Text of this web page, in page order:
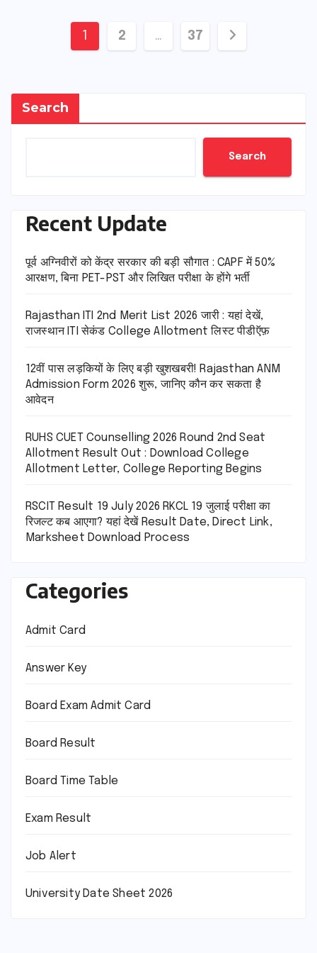
Posts
1 2 … 37
Search
Search
Recent Update
पूर्व अग्निवीरों को केंद्र सरकार की बड़ी सौगात : CAPF में 50%
आरक्षण, बिना PET-PST और लिखित परीक्षा के होंगे भर्ती
Rajasthan ITI 2nd Merit List 2026 जारी : यहां देखें,
राजस्थान ITI सेकंड College Allotment लिस्ट पीडीऍफ़
12वीं पास लड़कियों के लिए बड़ी खुशखबरी! Rajasthan ANM
Admission Form 2026 शुरू, जानिए कौन कर सकता है
आवेदन
RUHS CUET Counselling 2026 Round 2nd Seat
Allotment Result Out : Download College
Allotment Letter, College Reporting Begins
RSCIT Result 19 July 2026 RKCL 19 जुलाई परीक्षा का
रिजल्ट कब आएगा? यहां देखें Result Date, Direct Link,
Marksheet Download Process
Categories
Admit Card
Answer Key
Board Exam Admit Card
Board Result
Board Time Table
Exam Result
Job Alert
University Date Sheet 2026